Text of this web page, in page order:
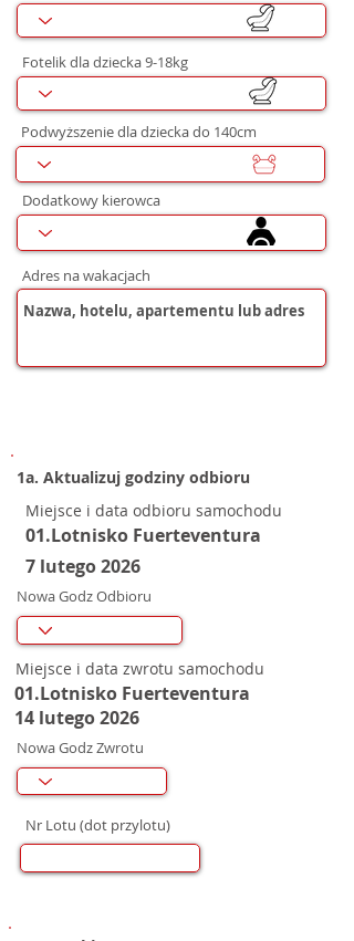
Fotelik dla dziecka 9-18kg
Podwyższenie dla dziecka do 140cm
Dodatkowy kierowca
Adres na wakacjach
1a. Aktualizuj godziny odbioru
Miejsce i data odbioru samochodu
01.Lotnisko Fuerteventura
7 lutego 2026
Nowa Godz Odbioru
Miejsce i data zwrotu samochodu
01.Lotnisko Fuerteventura
14 lutego 2026
Nowa Godz Zwrotu
Nr Lotu (dot przylotu)